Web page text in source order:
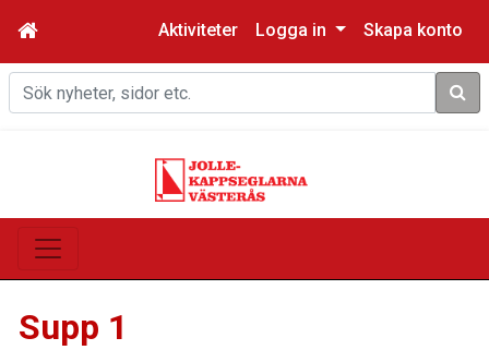
Aktiviteter Logga in Skapa konto
Sök
Supp 1